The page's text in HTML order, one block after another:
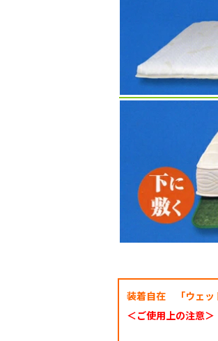
装着自在 「ウェッ
＜ご使用上の注意＞